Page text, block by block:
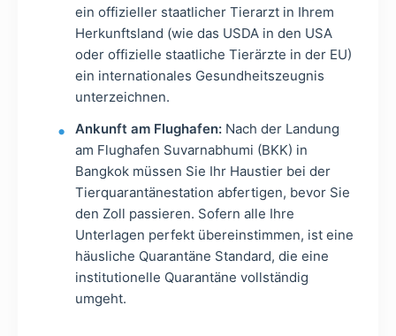
ein offizieller staatlicher Tierarzt in Ihrem
Herkunftsland (wie das USDA in den USA
oder offizielle staatliche Tierärzte in der EU)
ein internationales Gesundheitszeugnis
unterzeichnen.
Ankunft am Flughafen: Nach der Landung
am Flughafen Suvarnabhumi (BKK) in
Bangkok müssen Sie Ihr Haustier bei der
Tierquarantänestation abfertigen, bevor Sie
den Zoll passieren. Sofern alle Ihre
Unterlagen perfekt übereinstimmen, ist eine
häusliche Quarantäne Standard, die eine
institutionelle Quarantäne vollständig
umgeht.